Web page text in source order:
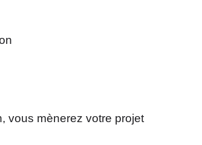
vous mènerez votre projet